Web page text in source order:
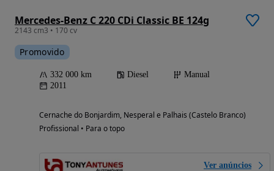
Mercedes-Benz C 220 CDi Classic BE 124g
2143 cm3 • 170 cv
Promovido
332 000 km Diesel
Manual
2011
Cernache do Bonjardim, Nesperal e Palhais (Castelo Branco)
Profissional • Para o topo
Ver anúncios